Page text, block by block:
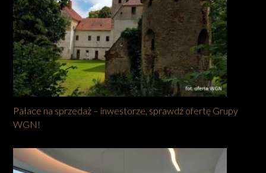
Pałace na sprzedaż – inwestorze, sprawdź ofertę Grupy
WGN!